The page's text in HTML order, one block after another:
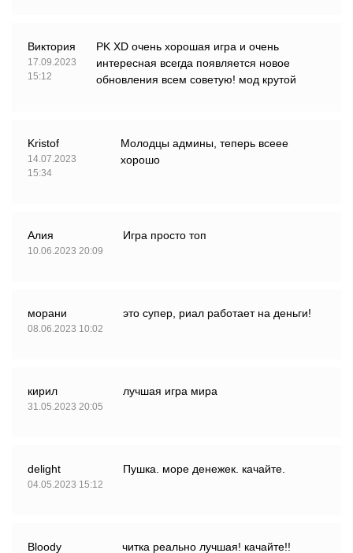
Виктория
17.09.2023
15:12
PK XD очень хорошая игра и очень
интересная всегда появляется новое
обновления всем советую! мод крутой
Kristof
14.07.2023
15:34
Молодцы админы, теперь всеее
хорошо
Алия
10.06.2023 20:09
Игра просто топ
морани
08.06.2023 10:02
это супер, риал работает на деньги!
кирил
31.05.2023 20:05
лучшая игра мира
delight
04.05.2023 15:12
Пушка. море денежек. качайте.
Bloody читка реально лучшая! качайте!!